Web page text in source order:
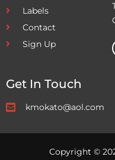
Labels
Contact
Sign Up
Get In Touch
kmokato@aol.com
Copyright ©